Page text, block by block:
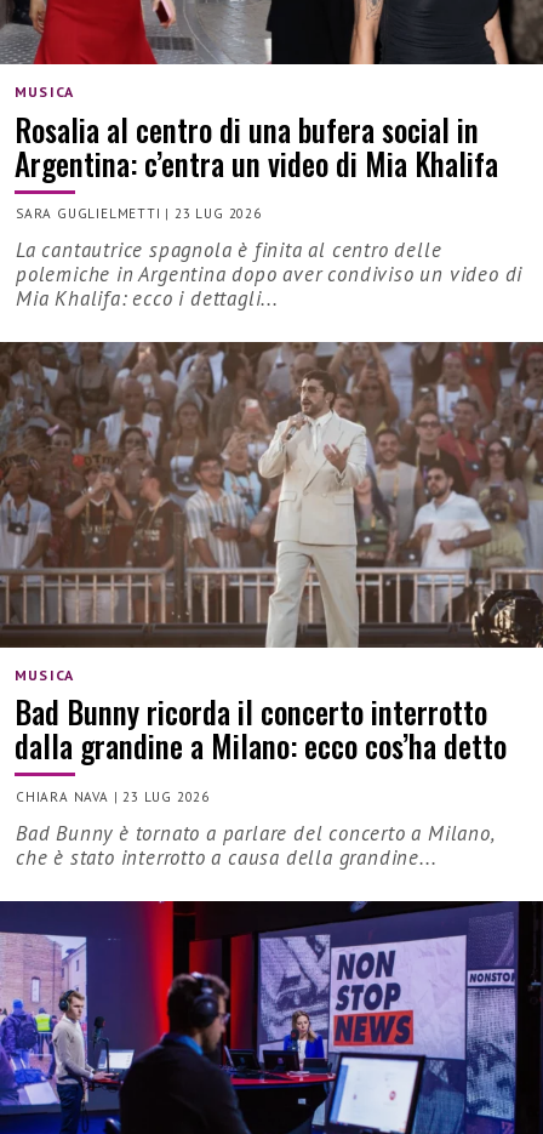
MUSICA
Rosalia al centro di una bufera social in
Argentina: c’entra un video di Mia Khalifa
SARA GUGLIELMETTI |23 LUG 2026
La cantautrice spagnola è finita al centro delle
polemiche in Argentina dopo aver condiviso un video di
Mia Khalifa: ecco i dettagli...
MUSICA
Bad Bunny ricorda il concerto interrotto
dalla grandine a Milano: ecco cos’ha detto
CHIARA NAVA |23 LUG 2026
Bad Bunny è tornato a parlare del concerto a Milano,
che è stato interrotto a causa della grandine...